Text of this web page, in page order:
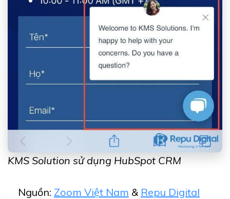
KMS Solution sử dụng HubSpot CRM
Nguồn: Zoom Việt Nam & Repu Digital